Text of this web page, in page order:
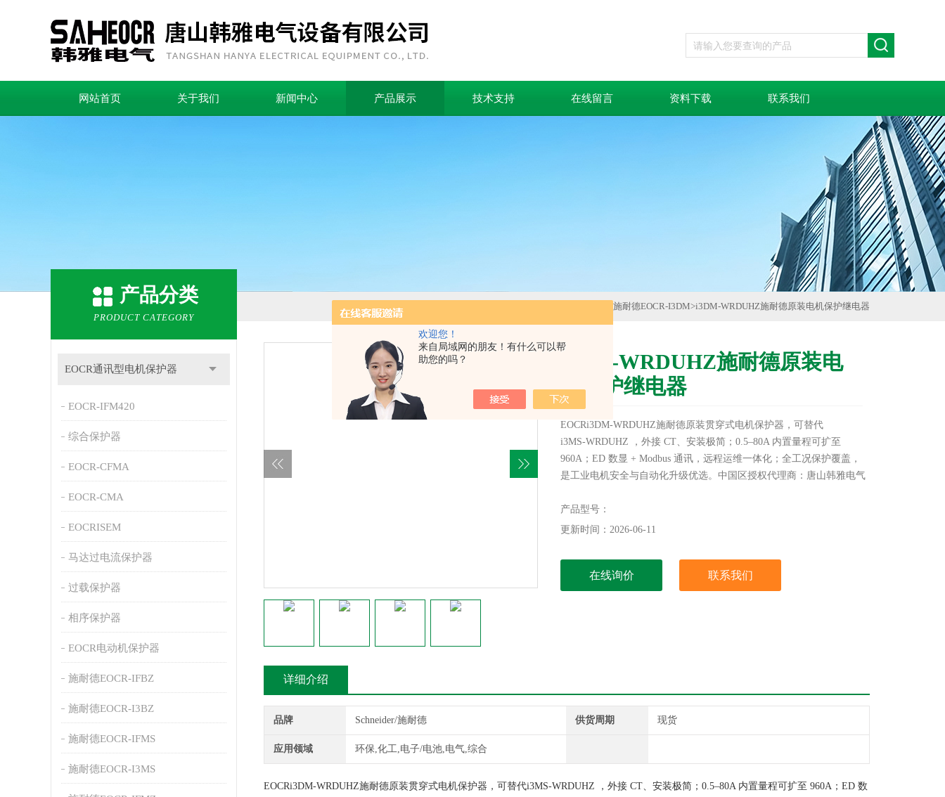
欢迎您！
来自局域网的朋友！有什么可以帮
助您的吗？
网站首页 关于我们 新闻中心 产品展示 技术支持 在线留言 资料下载 联系我们
产品分类
PRODUCT CATEGORY
EOCR通讯型电机保护器
EOCR-IFM420
综合保护器
EOCR-CFMA
EOCR-CMA
EOCRISEM
马达过电流保护器
过载保护器
相序保护器
EOCR电动机保护器
施耐德EOCR-IFBZ
施耐德EOCR-I3BZ
施耐德EOCR-IFMS
施耐德EOCR-I3MS
施耐德EOCR-I3DM>i3DM-WRDUHZ施耐德原装电机保护继电器
i3DM-WRDUHZ施耐德原装电
机保护继电器
EOCRi3DM‑WRDUHZ施耐德原装贯穿式电机保护器，可替代
i3MS‑WRDUHZ ，外接 CT、安装极简；0.5–80A 内置量程可扩至
960A；ED 数显 + Modbus 通讯，远程运维一体化；全工况保护覆盖，
是工业电机安全与自动化升级优选。中国区授权代理商：唐山韩雅电气
产品型号：
更新时间：2026-06-11
在线询价 联系我们
详细介绍
品牌 Schneider/施耐德 供货周期 现货
应用领域 环保,化工,电子/电池,电气,综合
EOCRi3DM‑WRDUHZ施耐德原装贯穿式电机保护器，可替代i3MS‑WRDUHZ ，外接 CT、安装极简；0.5–80A 内置量程可扩至 960A；ED 数